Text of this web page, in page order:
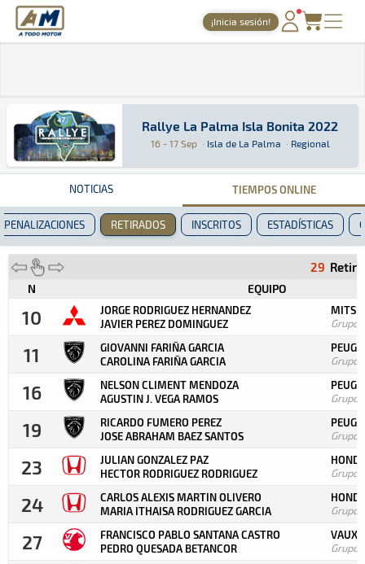
A Todo Motor · Revista del motor desde 1999
¡Inicia sesión!
NOTICIAS
AGENDA
GALERÍAS
TIENDA
ARCHIVO
Rallye La Palma Isla Bonita 2022
Rallye La Palma Isla Bonita 2022
16 - 17 Sep · Isla de La Palma · Regional
Rally · Rallye La Palma Isla Bonita 2022 ·
Isla de La PalmaIsla de La Palma
NOTICIAS TIEMPOS ONLINE
PENALIZACIONES RETIRADOS INSCRITOS ESTADÍSTICAS
29
N EQUIPO
10
JORGE RODRIGUEZ HERNANDEZ
JAVIER PEREZ DOMINGUEZ
Grupo
11
GIOVANNI FARIÑA GARCIA
CAROLINA FARIÑA GARCIA
Grupo
16
NELSON CLIMENT MENDOZA
AGUSTIN J. VEGA RAMOS
Grupo
19
RICARDO FUMERO PEREZ
JOSE ABRAHAM BAEZ SANTOS
Grupo
23
JULIAN GONZALEZ PAZ
HECTOR RODRIGUEZ RODRIGUEZ
Grupo
24
CARLOS ALEXIS MARTIN OLIVERO
MARIA ITHAISA RODRIGUEZ GARCIA
Grupo
27
FRANCISCO PABLO SANTANA CASTRO
PEDRO QUESADA BETANCOR
Grupo